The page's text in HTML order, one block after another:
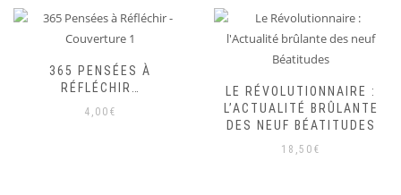
365 PENSÉES À
RÉFLÉCHIR…
4,00 €
LE RÉVOLUTIONNAIRE :
L’ACTUALITÉ BRÛLANTE
DES NEUF BÉATITUDES
18,50 €